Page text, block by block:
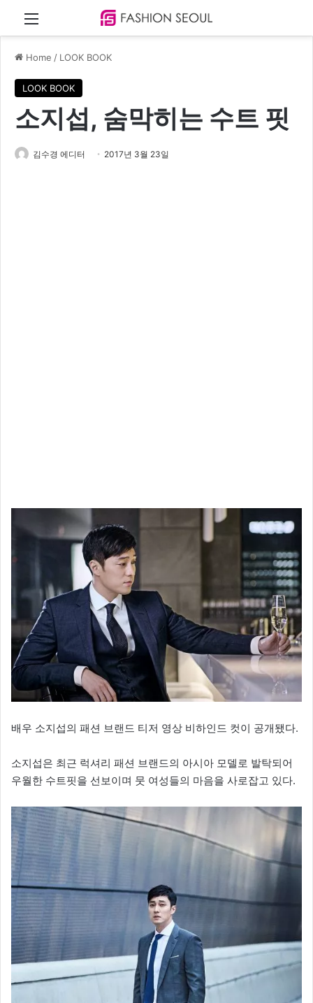
Home / LOOK BOOK
LOOK BOOK
소지섭, 숨막히는 수트 핏
김수경 에디터 2017년 3월 23일
배우 소지섭의 패션 브랜드 티저 영상 비하인드 컷이 공개됐다.
소지섭은 최근 럭셔리 패션 브랜드의 아시아 모델로 발탁되어
우월한 수트핏을 선보이며 뭇 여성들의 마음을 사로잡고 있다.